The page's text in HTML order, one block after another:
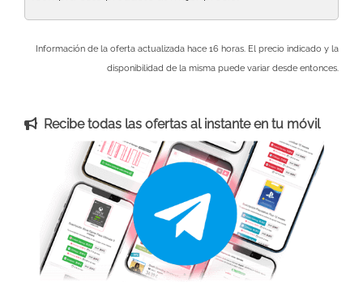
Información de la oferta actualizada hace 16 horas. El precio indicado y la
disponibilidad de la misma puede variar desde entonces.
Recibe todas las ofertas al instante en tu móvil